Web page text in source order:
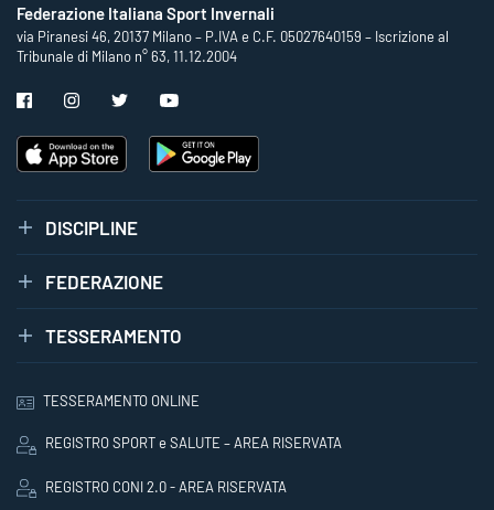
Federazione Italiana Sport Invernali
via Piranesi 46, 20137 Milano – P.IVA e C.F. 05027640159 – Iscrizione al
Tribunale di Milano n° 63, 11.12.2004
DISCIPLINE
FEDERAZIONE
TESSERAMENTO
TESSERAMENTO ONLINE
REGISTRO SPORT e SALUTE – AREA RISERVATA
REGISTRO CONI 2.0 - AREA RISERVATA